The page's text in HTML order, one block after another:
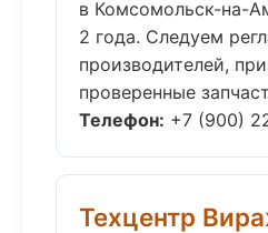
в Комсомольск-на-
2 года. Следуем
производителей,
проверенные
Телефон: +7 (900)
Техцентр